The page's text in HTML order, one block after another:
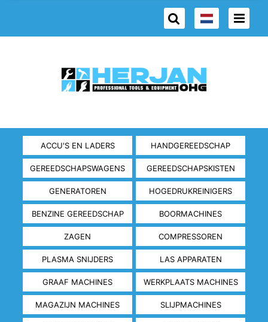
ACCU'S EN LADERS HANDGEREEDSCHAP
GEREEDSCHAPSWAGENS GEREEDSCHAPSKISTEN
GENERATOREN HOGEDRUKREINIGERS
BENZINE GEREEDSCHAP BOORMACHINES
ZAGEN COMPRESSOREN
PLASMA SNIJDERS LAS APPARATEN
GRAAF MACHINES WERKPLAATS MACHINES
MAGAZIJN MACHINES SLIJPMACHINES